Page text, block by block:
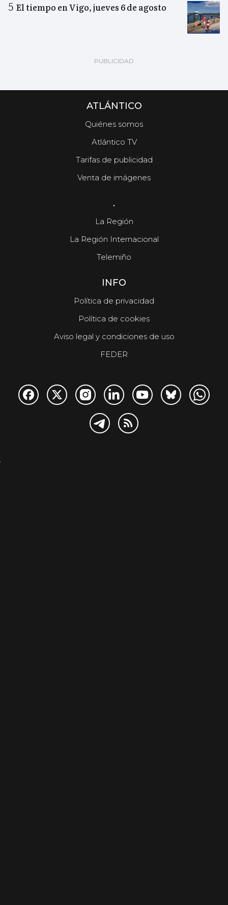
El tiempo en Vigo, jueves 6 de agosto
ATLÁNTICO
Quiénes somos
Atlántico TV
Tarifas de publicidad
Venta de imágenes
.
La Región
La Región Internacional
Telemiño
INFO
Política de privacidad
Política de cookies
Aviso legal y condiciones de uso
FEDER